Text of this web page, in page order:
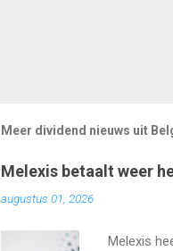
Meer dividend nieuws uit
Melexis betaalt weer
augustus 01, 2026
Melexis